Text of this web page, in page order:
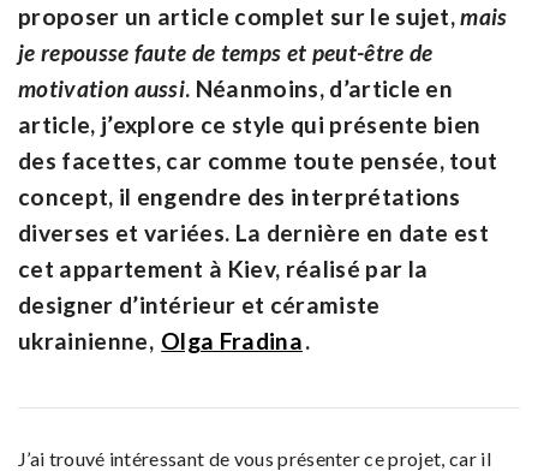
proposer un article complet sur le sujet,mais
je repousse faute de temps et peut-être de
motivation aussi. Néanmoins, d’article en
article, j’explore ce style qui présente bien
des facettes, car comme toute pensée, tout
concept, il engendre des interprétations
diverses et variées. La dernière en date est
cet appartement à Kiev, réalisé par la
designer d’intérieur et céramiste
ukrainienne, Olga Fradina.
J’ai trouvé intéressant de vous présenter ce projet, car il